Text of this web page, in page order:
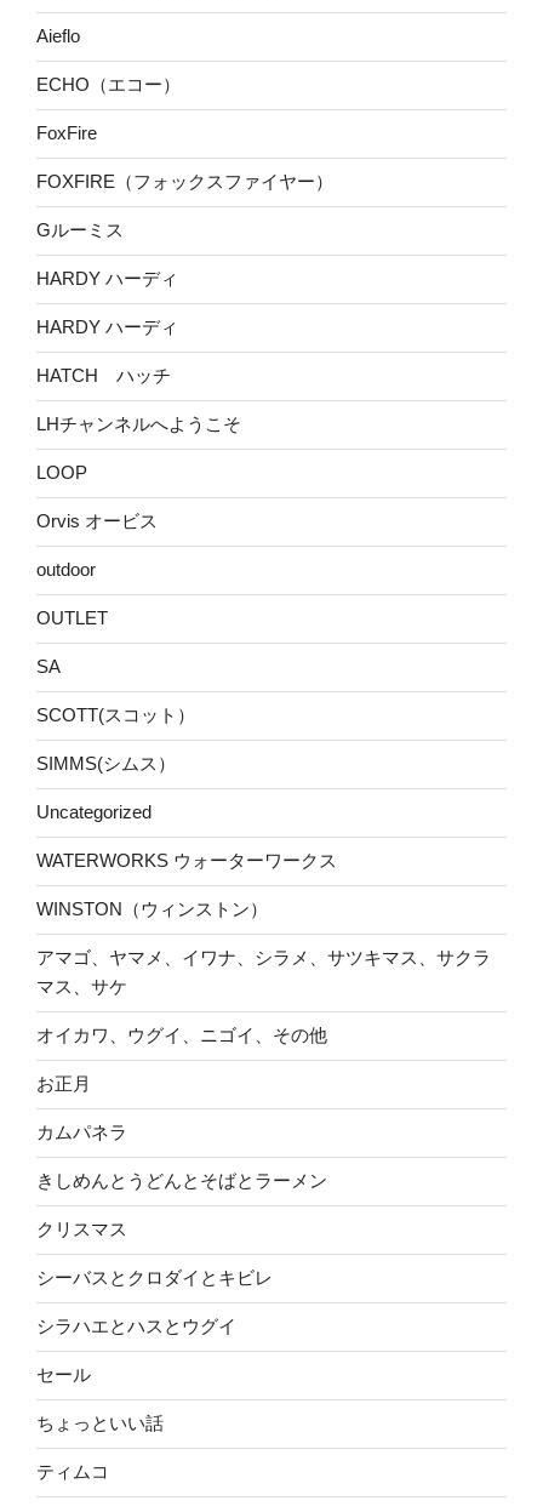
Aieflo
ECHO（エコー）
FoxFire
FOXFIRE（フォックスファイヤー）
Gルーミス
HARDY ハーディ
HARDY ハーディ
HATCH ハッチ
LHチャンネルへようこそ
LOOP
Orvis オービス
outdoor
OUTLET
SA
SCOTT(スコット）
SIMMS(シムス）
Uncategorized
WATERWORKS ウォーターワークス
WINSTON（ウィンストン）
アマゴ、ヤマメ、イワナ、シラメ、サツキマス、サクラ
マス、サケ
オイカワ、ウグイ、ニゴイ、その他
お正月
カムパネラ
きしめんとうどんとそばとラーメン
クリスマス
シーバスとクロダイとキビレ
シラハエとハスとウグイ
セール
ちょっといい話
ティムコ